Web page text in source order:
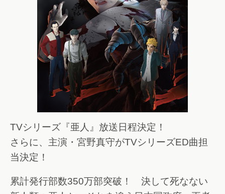
TVシリーズ『亜人』放送日程決定！
さらに、主演・宮野真守がTVシリーズED曲担
当決定！
累計発行部数350万部突破！ 決して死なない